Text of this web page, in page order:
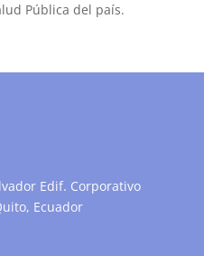
Pública del país.
Edif. Corporativo
Ecuador